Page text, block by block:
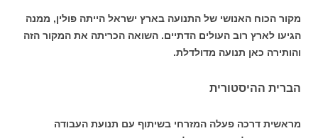
מקור הכוח האנושי של התנועה בארץ ישראל הייתה פולין, ממנה
הגיעו לארץ רוב העולים הדתיים. השואה הכריתה את המקור הזה
והותירה כאן תנועה מדולדלת.
הברית ההיסטורית
מראשית דרכה פעלה המזרחי בשיתוף עם תנועת העבודה